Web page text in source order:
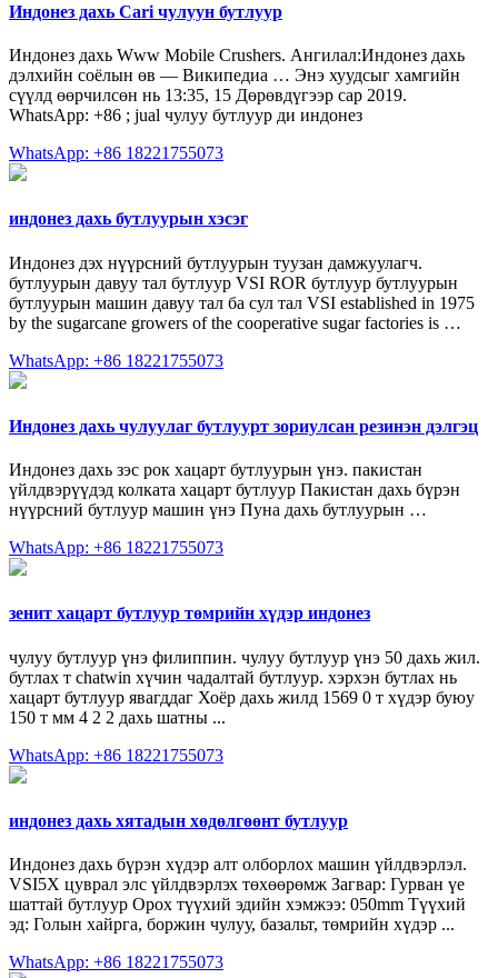
Индонез дахь Cari чулуун бутлуур
Индонез дахь Www Mobile Crushers. Ангилал:Индонез дахь
дэлхийн соёлын өв — Википедиа … Энэ хуудсыг хамгийн
сүүлд өөрчилсөн нь 13:35, 15 Дөрөвдүгээр сар 2019.
WhatsApp: +86 ; jual чулуу бутлуур ди индонез
WhatsApp: +86 18221755073
индонез дахь бутлуурын хэсэг
Индонез дэх нүүрсний бутлуурын туузан дамжуулагч.
бутлуурын давуу тал бутлуур VSI ROR бутлуур бутлуурын
бутлуурын машин давуу тал ба сул тал VSI established in 1975
by the sugarcane growers of the cooperative sugar factories is …
WhatsApp: +86 18221755073
Индонез дахь чулуулаг бутлуурт зориулсан резинэн дэлгэц
Индонез дахь зэс рок хацарт бутлуурын үнэ. пакистан
үйлдвэрүүдэд колката хацарт бутлуур Пакистан дахь бүрэн
нүүрсний бутлуур машин үнэ Пуна дахь бутлуурын …
WhatsApp: +86 18221755073
зенит хацарт бутлуур төмрийн хүдэр индонез
чулуу бутлуур үнэ филиппин. чулуу бутлуур үнэ 50 дахь жил.
бутлах т chatwin хүчин чадалтай бутлуур. хэрхэн бутлах нь
хацарт бутлуур явагддаг Хоёр дахь жилд 1569 0 т хүдэр буюу
150 т мм 4 2 2 дахь шатны ...
WhatsApp: +86 18221755073
индонез дахь хятадын хөдөлгөөнт бутлуур
Индонез дахь бүрэн хүдэр алт олборлох машин үйлдвэрлэл.
VSI5X цуврал элс үйлдвэрлэх төхөөрөмж Загвар: Гурван үе
шаттай бутлуур Орох түүхий эдийн хэмжээ: 050mm Түүхий
эд: Голын хайрга, боржин чулуу, базальт, төмрийн хүдэр ...
WhatsApp: +86 18221755073